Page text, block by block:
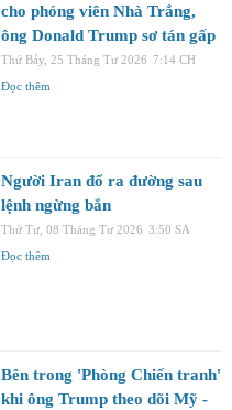
cho phóng viên Nhà Trắng,
ông Donald Trump sơ tán gấp
Thứ Bảy, 25 Tháng Tư 2026 7:14 CH
Đọc thêm
Người Iran đổ ra đường sau
lệnh ngừng bắn
Thứ Tư, 08 Tháng Tư 2026 3:50 SA
Đọc thêm
Bên trong 'Phòng Chiến tranh'
khi ông Trump theo dõi Mỹ -